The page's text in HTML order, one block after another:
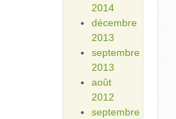
2014
décembre
2013
septembre
2013
août
2012
septembre